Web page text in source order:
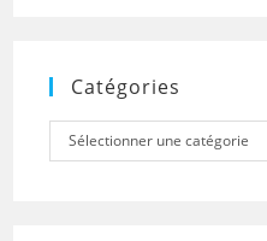
Catégories
Catégories
Sélectionner une catégorie